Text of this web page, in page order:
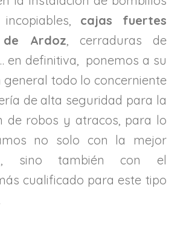
cajas fuertes
Ardoz, cerraduras de
en definitiva, ponemos a su
general todo lo concerniente
de alta seguridad para la
de robos y atracos, para lo
no solo con la mejor
sino también con el
cualificado para este tipo